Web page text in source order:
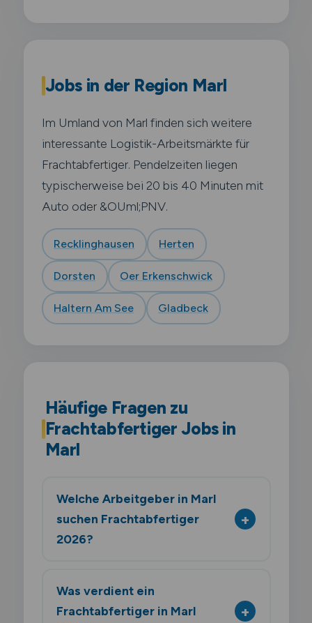
Jobs in der Region Marl
Im Umland von Marl finden sich weitere
interessante Logistik-Arbeitsmärkte für
Frachtabfertiger. Pendelzeiten liegen
typischerweise bei 20 bis 40 Minuten mit
Auto oder &OUml;PNV.
Recklinghausen Herten
Dorsten Oer Erkenschwick
Haltern Am See Gladbeck
Häufige Fragen zu
Frachtabfertiger Jobs in
Marl
Welche Arbeitgeber in Marl
suchen Frachtabfertiger
2026?
Was verdient ein
Frachtabfertiger in Marl